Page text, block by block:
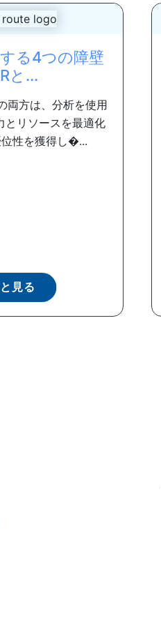
る4つの障壁
と...
両方は、分析を使用
とリソースを最適化
位性を獲得し�...
見る